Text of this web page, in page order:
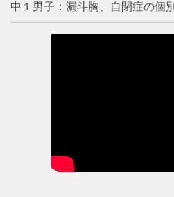
中１男子：漏斗胸、自閉症の個